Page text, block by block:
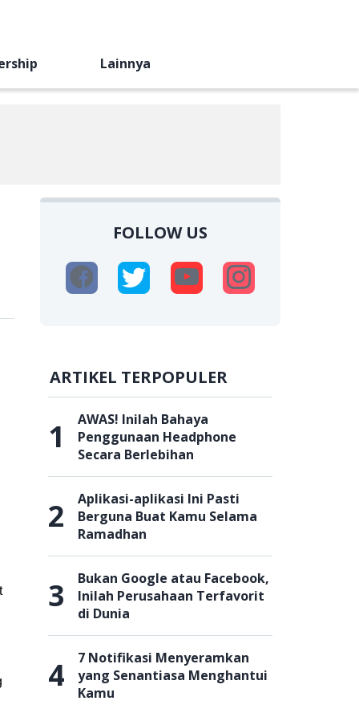
Lainnya
FOLLOW US
ARTIKEL TERPOPULER
1
AWAS! Inilah Bahaya
Penggunaan Headphone
Secara Berlebihan
2
Aplikasi-aplikasi Ini Pasti
Berguna Buat Kamu Selama
Ramadhan
3
Bukan Google atau Facebook,
Inilah Perusahaan Terfavorit
di Dunia
4
7 Notifikasi Menyeramkan
yang Senantiasa Menghantui
Kamu